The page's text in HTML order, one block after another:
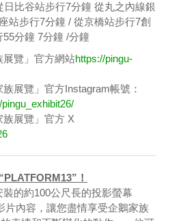
比谷站步行7分鐘 從丸之內線銀
站步行7分鐘 / 從京橋站步行7創
分鐘 7分鐘 /分鐘
覽」官方網站https://pingu-
展覽」官方Instagram帳號 ：
展覽」官方 X
！
的約100公尺長的投影螢幕
片內容，讓您盡情享受企鵝家族